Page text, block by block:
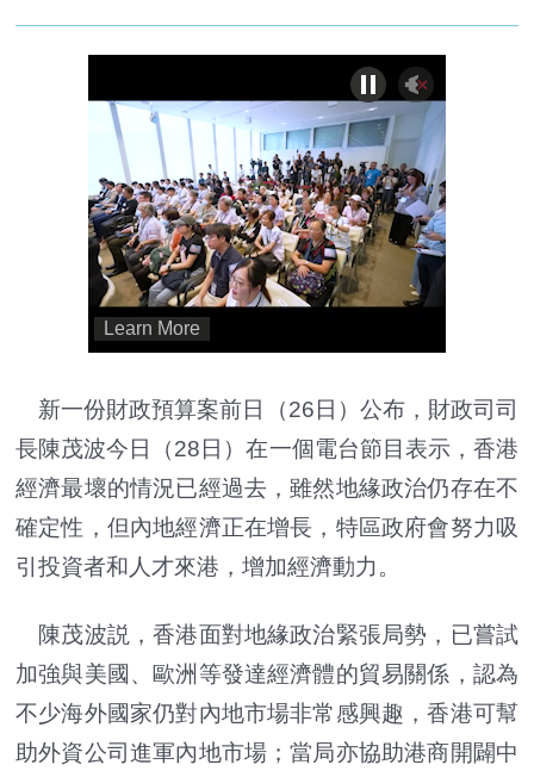
新一份財政預算案前日（26日）公布，財政司司
長陳茂波今日（28日）在一個電台節目表示，香港
經濟最壞的情況已經過去，雖然地緣政治仍存在不
確定性，但內地經濟正在增長，特區政府會努力吸
引投資者和人才來港，增加經濟動力。
陳茂波説，香港面對地緣政治緊張局勢，已嘗試
加強與美國、歐洲等發達經濟體的貿易關係，認為
不少海外國家仍對內地市場非常感興趣，香港可幫
助外資公司進軍內地市場；當局亦協助港商開闢中